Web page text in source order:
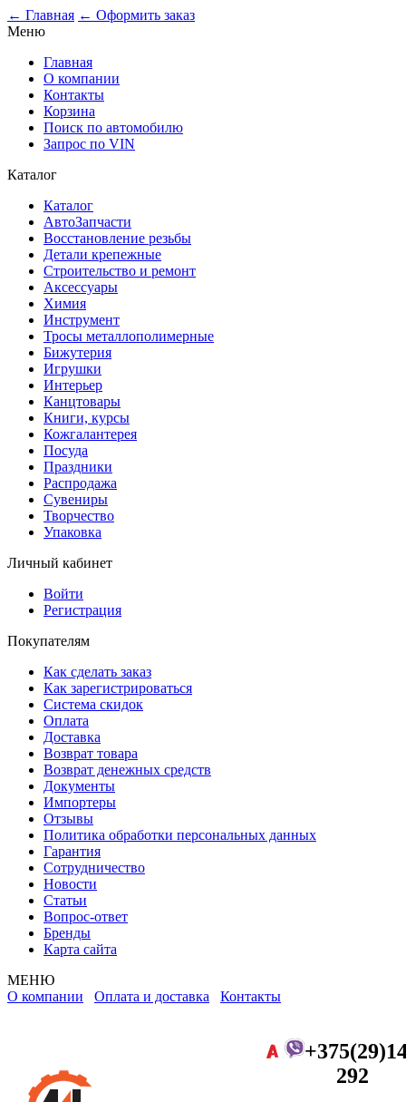
← Главная ← Оформить заказ
Меню
Главная
О компании
Контакты
Корзина
Поиск по автомобилю
Запрос по VIN
Каталог
Каталог
АвтоЗапчасти
Восстановление резьбы
Детали крепежные
Строительство и ремонт
Аксессуары
Химия
Инструмент
Тросы металлополимерные
Бижутерия
Игрушки
Интерьер
Канцтовары
Книги, курсы
Кожгалантерея
Посуда
Праздники
Распродажа
Сувениры
Творчество
Упаковка
Личный кабинет
Войти
Регистрация
Покупателям
Как сделать заказ
Как зарегистрироваться
Система скидок
Оплата
Доставка
Возврат товара
Возврат денежных средств
Документы
Импортеры
Отзывы
Политика обработки персональных данных
Гарантия
Сотрудничество
Новости
Статьи
Вопрос-ответ
Бренды
Карта сайта
МЕНЮ
О компании Оплата и доставка Контакты
292